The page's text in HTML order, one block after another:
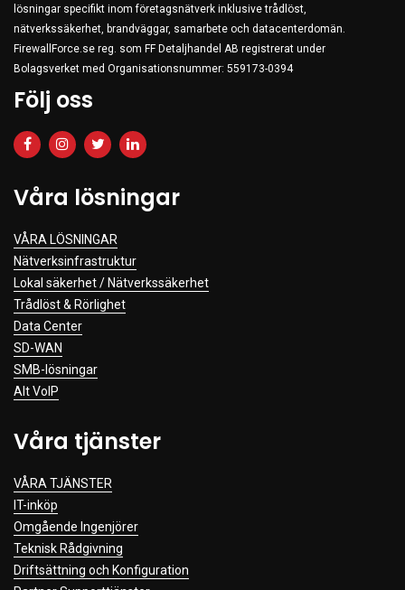
lösningar specifikt inom företagsnätverk inklusive trådlöst,
nätverkssäkerhet, brandväggar, samarbete och datacenterdomän.
FirewallForce.se reg. som FF Detaljhandel AB registrerat under
Bolagsverket med Organisationsnummer: 559173-0394
Följ oss
Våra lösningar
VÅRA LÖSNINGAR
Nätverksinfrastruktur
Lokal säkerhet / Nätverkssäkerhet
Trådlöst & Rörlighet
Data Center
SD-WAN
SMB-lösningar
Alt VoIP
Våra tjänster
VÅRA TJÄNSTER
IT-inköp
Omgående Ingenjörer
Teknisk Rådgivning
Driftsättning och Konfiguration